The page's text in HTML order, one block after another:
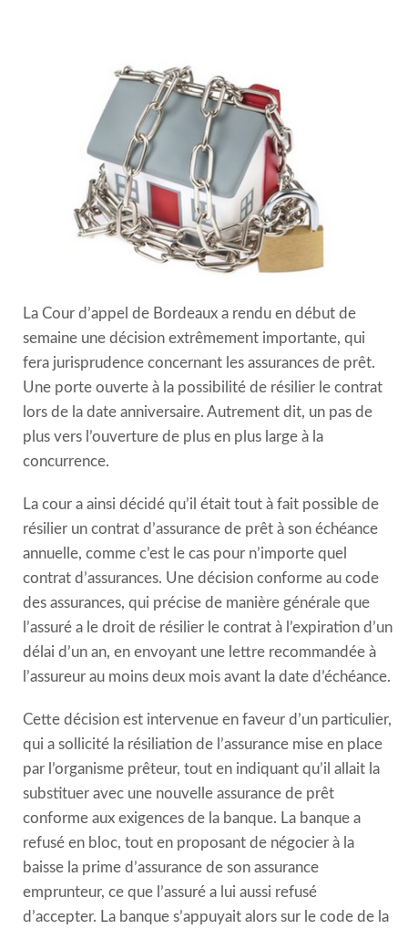
La Cour d’appel de Bordeaux a rendu en début de
semaine une décision extrêmement importante, qui
fera jurisprudence concernant les assurances de prêt.
Une porte ouverte à la possibilité de résilier le contrat
lors de la date anniversaire. Autrement dit, un pas de
plus vers l’ouverture de plus en plus large à la
concurrence.
La cour a ainsi décidé qu’il était tout à fait possible de
résilier un contrat d’assurance de prêt à son échéance
annuelle, comme c’est le cas pour n’importe quel
contrat d’assurances. Une décision conforme au code
des assurances, qui précise de manière générale que
l’assuré a le droit de résilier le contrat à l’expiration d’un
délai d’un an, en envoyant une lettre recommandée à
l’assureur au moins deux mois avant la date d’échéance.
Cette décision est intervenue en faveur d’un particulier,
qui a sollicité la résiliation de l’assurance mise en place
par l’organisme prêteur, tout en indiquant qu’il allait la
substituer avec une nouvelle assurance de prêt
conforme aux exigences de la banque. La banque a
refusé en bloc, tout en proposant de négocier à la
baisse la prime d’assurance de son assurance
emprunteur, ce que l’assuré a lui aussi refusé
d’accepter. La banque s’appuyait alors sur le code de la